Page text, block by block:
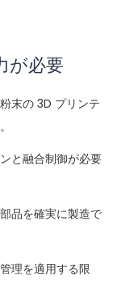
が必要
末の 3D プリンテ
と融合制御が必要
品を確実に製造で
理を適用する限